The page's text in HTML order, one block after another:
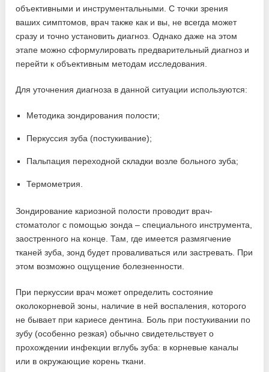
объективными и инструментальными. С точки зрения
ваших симптомов, врач также как и вы, не всегда может
сразу и точно установить диагноз. Однако даже на этом
этапе можно сформулировать предварительный диагноз и
перейти к объективным методам исследования.
Для уточнения диагноза в данной ситуации используются:
Методика зондирования полости;
Перкуссия зуба (постукивание);
Пальпация переходной складки возле больного зуба;
Термометрия.
Зондирование кариозной полости проводит врач-
стоматолог с помощью зонда – специального инструмента,
заостренного на конце. Там, где имеется размягчение
тканей зуба, зонд будет проваливаться или застревать. При
этом возможно ощущение болезненности.
При перкуссии врач может определить состояние
околокорневой зоны, наличие в ней воспаления, которого
не бывает при кариесе дентина. Боль при постукивании по
зубу (особенно резкая) обычно свидетельствует о
прохождении инфекции вглубь зуба: в корневые каналы
или в окружающие корень ткани.